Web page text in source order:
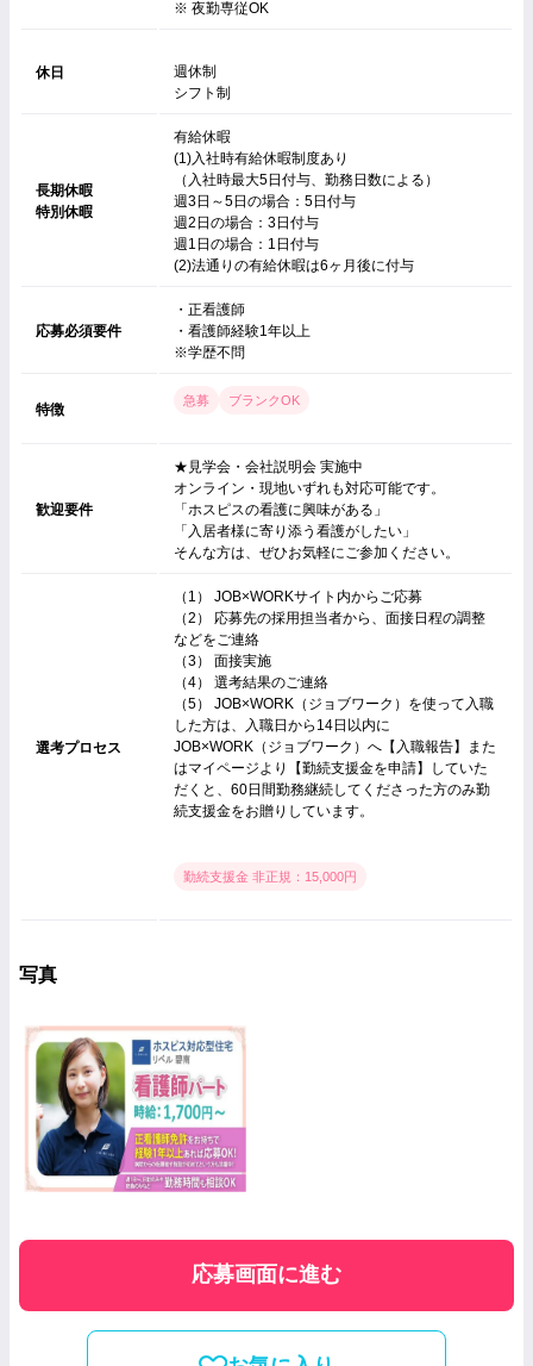
※ 夜勤専従OK
休日
週休制
シフト制
長期休暇
特別休暇
有給休暇
(1)入社時有給休暇制度あり
（入社時最大5日付与、勤務日数による）
週3日～5日の場合：5日付与
週2日の場合：3日付与
週1日の場合：1日付与
(2)法通りの有給休暇は6ヶ月後に付与
応募必須要件
・正看護師
・看護師経験1年以上
※学歴不問
特徴
急募 ブランクOK
歓迎要件
★見学会・会社説明会 実施中
オンライン・現地いずれも対応可能です。
「ホスピスの看護に興味がある」
「入居者様に寄り添う看護がしたい」
そんな方は、ぜひお気軽にご参加ください。
選考プロセス
（1） JOB×WORKサイト内からご応募
（2） 応募先の採用担当者から、面接日程の調整
などをご連絡
（3） 面接実施
（4） 選考結果のご連絡
（5） JOB×WORK（ジョブワーク）を使って入職
した方は、入職日から14日以内に
JOB×WORK（ジョブワーク）へ【入職報告】また
はマイページより【勤続支援金を申請】していた
だくと、60日間勤務継続してくださった方のみ勤
続支援金をお贈りしています。
勤続支援金 非正規：15,000円
写真
応募画面に進む